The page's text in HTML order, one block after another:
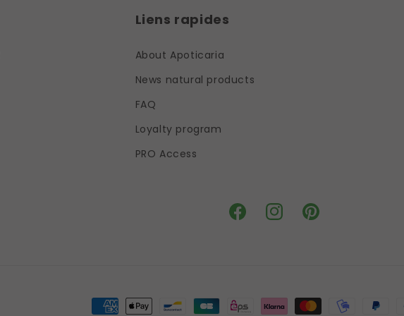
Liens rapides
About Apoticaria
News natural products
FAQ
Loyalty program
PRO Access
FacebookInstagramPinterest
Means